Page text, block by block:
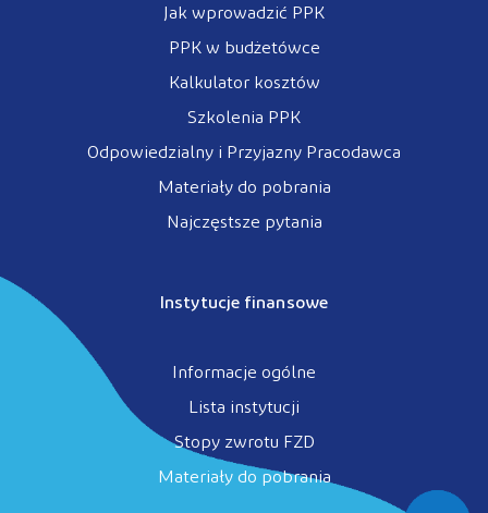
Jak wprowadzić PPK
PPK w budżetówce
Kalkulator kosztów
Szkolenia PPK
Odpowiedzialny i Przyjazny Pracodawca
Materiały do pobrania
Najczęstsze pytania
Instytucje finansowe
Informacje ogólne
Lista instytucji
Stopy zwrotu FZD
Materiały do pobrania